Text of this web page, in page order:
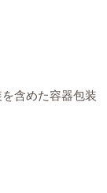
含めた容器包装